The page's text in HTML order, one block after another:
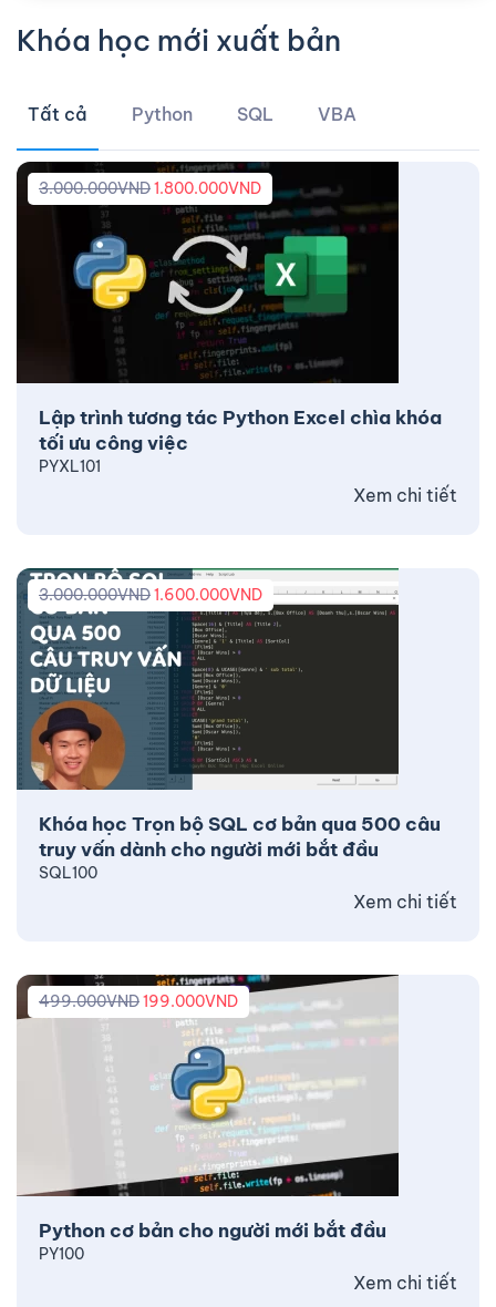
Khóa học mới xuất bản
Tất cả Python SQL VBA
Lập trình tương tác Python Excel chìa khóa
tối ưu công việc
3.000.000VND1.800.000VND
PYXL101
Xem chi tiết
Khóa học Trọn bộ SQL cơ bản qua 500 câu
truy vấn dành cho người mới bắt đầu
3.000.000VND1.600.000VND
SQL100
Xem chi tiết
Python cơ bản cho người mới bắt đầu
499.000VND199.000VND
PY100
Xem chi tiết